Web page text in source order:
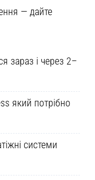
— дайте
зараз і через 2–
який потрібно
системи